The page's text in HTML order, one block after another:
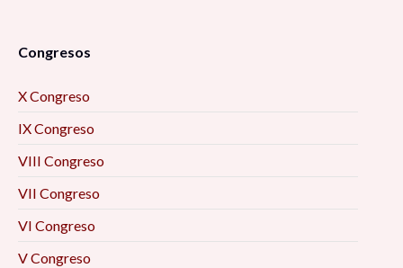
Congresos
X Congreso
IX Congreso
VIII Congreso
VII Congreso
VI Congreso
V Congreso